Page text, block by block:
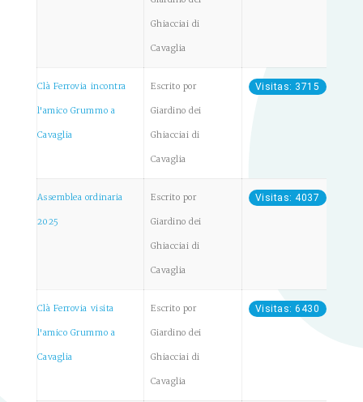
Ghiacciai di
Cavaglia
Clà Ferrovia incontra
l'amico Grummo a
Cavaglia
Escrito por
Giardino dei
Ghiacciai di
Cavaglia
Visitas: 3715
Assemblea ordinaria
2025
Escrito por
Giardino dei
Ghiacciai di
Cavaglia
Visitas: 4037
Clà Ferrovia visita
l'amico Grummo a
Cavaglia
Escrito por
Giardino dei
Ghiacciai di
Cavaglia
Visitas: 6430